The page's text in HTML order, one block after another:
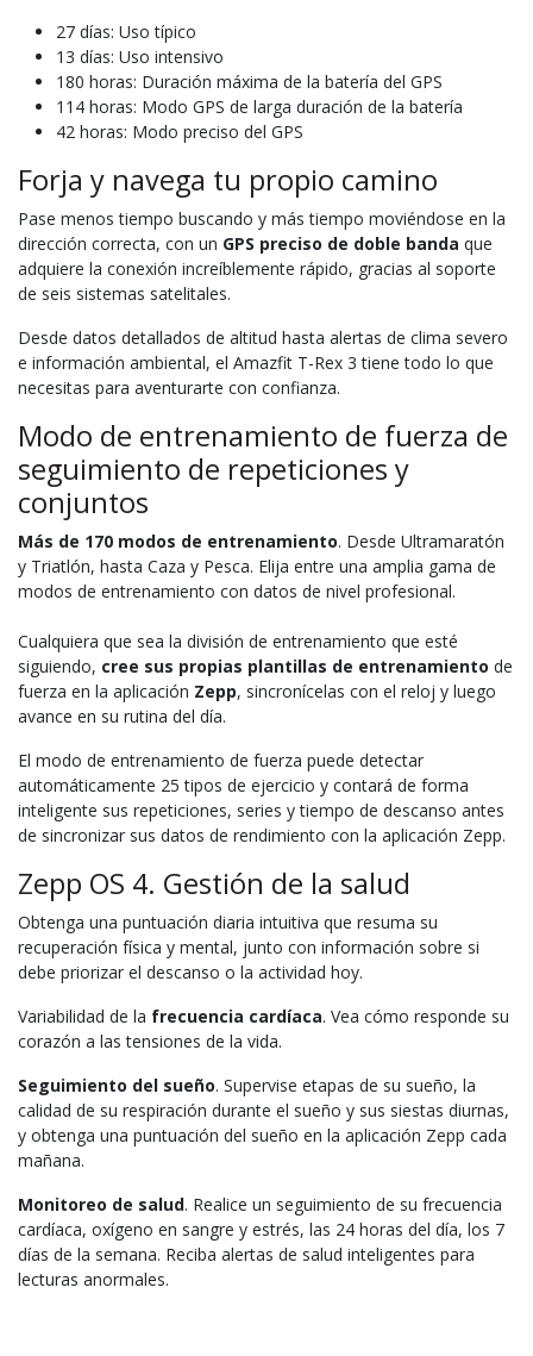
27 días: Uso típico
13 días: Uso intensivo
180 horas: Duración máxima de la batería del GPS
114 horas: Modo GPS de larga duración de la batería
42 horas: Modo preciso del GPS
Forja y navega tu propio camino
Pase menos tiempo buscando y más tiempo moviéndose en la
dirección correcta, con un GPS preciso de doble banda que
adquiere la conexión increíblemente rápido, gracias al soporte
de seis sistemas satelitales.
Desde datos detallados de altitud hasta alertas de clima severo
e información ambiental, el Amazfit T-Rex 3 tiene todo lo que
necesitas para aventurarte con confianza.
Modo de entrenamiento de fuerza de
seguimiento de repeticiones y
conjuntos
Más de 170 modos de entrenamiento. Desde Ultramaratón
y Triatlón, hasta Caza y Pesca. Elija entre una amplia gama de
modos de entrenamiento con datos de nivel profesional.
Cualquiera que sea la división de entrenamiento que esté
siguiendo, cree sus propias plantillas de entrenamiento de
fuerza en la aplicación Zepp, sincronícelas con el reloj y luego
avance en su rutina del día.
El modo de entrenamiento de fuerza puede detectar
automáticamente 25 tipos de ejercicio y contará de forma
inteligente sus repeticiones, series y tiempo de descanso antes
de sincronizar sus datos de rendimiento con la aplicación Zepp.
Zepp OS 4. Gestión de la salud
Obtenga una puntuación diaria intuitiva que resuma su
recuperación física y mental, junto con información sobre si
debe priorizar el descanso o la actividad hoy.
Variabilidad de la frecuencia cardíaca. Vea cómo responde su
corazón a las tensiones de la vida.
Seguimiento del sueño. Supervise etapas de su sueño, la
calidad de su respiración durante el sueño y sus siestas diurnas,
y obtenga una puntuación del sueño en la aplicación Zepp cada
mañana.
Monitoreo de salud. Realice un seguimiento de su frecuencia
cardíaca, oxígeno en sangre y estrés, las 24 horas del día, los 7
días de la semana. Reciba alertas de salud inteligentes para
lecturas anormales.